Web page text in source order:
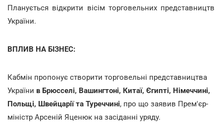
Планується відкрити вісім торговельних представництв
України.
ВПЛИВ НА БІЗНЕС:
Кабмін пропонує створити торговельні представництва
України в Брюсселі, Вашингтоні, Китаї, Єгипті, Німеччині,
Польщі, Швейцарії та Туреччині, про що заявив Прем'єр-
міністр Арсеній Яценюк на засіданні уряду.